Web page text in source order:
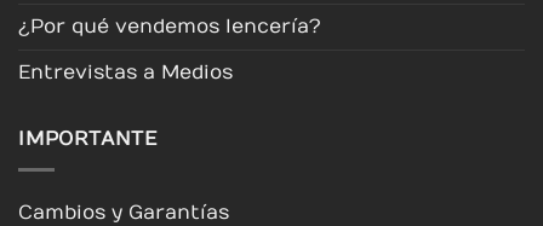
¿Por qué vendemos lencería?
Entrevistas a Medios
IMPORTANTE
Cambios y Garantías